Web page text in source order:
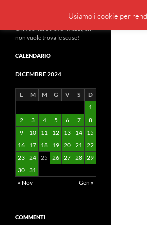
Vai
contenuto
Chi vuol fare trova i mezzi, chi
non vuole trova le scuse!
CALENDARIO
DICEMBRE 2024
L M M G V S
D
1
2
3 4 5 6 7
8
9
10 11 12 13 14
15
16
17 18 19 20 21 22
23 24 25 26 27 28 29
30
31
« Nov
Gen »
COMMENTI
Usiamo i cookie per